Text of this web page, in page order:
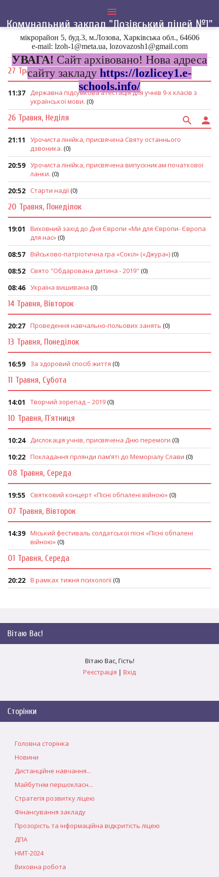
menu
Комунальний заклад "Лозівський ліцей №1"
мікрорайон 5, буд.3, м.Лозова, Харківська обл., 64606
e-mail: lzoh-1@meta.ua, lozovazosh1@gmail.com
УВАГА! Сайт архівовано! Нова адреса
сайту закладу https://lozlicey1.e-
schools.info/
search person
Головна»2019 »Травень
27 Травня, Понеділок
11:37
Державна підсумкова атестація для учнів 9-х класів з
української мови. (0)
26 Травня, Неділя
21:11
Урочиста лінійка, присвячена Святу останнього
дзвоника. (0)
20:59 Урочиста лінійка, присвячена випускникам початкової
ланки. (0)
20:52 Старти надії(0)
20 Травня, Понеділок
19:01
Виховний захід до Дня Європи «Ми для Європи- Європа
для нас»(0)
08:57 Військово-патріотична гра «Сокіл» («Джура»)(0)
08:52 Свято "Обдарована дитина - 2019" (0)
08:46 Україна вишивана (0)
14 Травня, Вівторок
20:27 Проведення навчально-польових занять (0)
13 Травня, Понеділок
16:59 За здоровий спосіб життя (0)
11 Травня, Субота
14:01 Творчий зорепад – 2019(0)
10 Травня, П`ятниця
10:24 Дислокація учнів, присвячена Дню перемоги (0)
10:22 Покладання гірлянди пам’яті до Меморіалу Слави (0)
08 Травня, Середа
19:55 Святковий концерт «Пісні обпалені війною»(0)
07 Травня, Вівторок
14:39 Міський фестиваль солдатської пісні «Пісні обпалені
війною»(0)
01 Травня, Середа
20:22 В рамках тижня психології(0)
Вітаю Вас!
Вітаю Вас,Гість!
Реєстрація | Вхід
Сторінки
Головна сторінка
Новини
Дистанційне навчання...
Майбутнім першокласн...
Стратегія розвитку ліцею
Фінансування закладу
Прозорість та інформаційна відкритість ліцею
ДПА
НМТ-2024
Виховна робота